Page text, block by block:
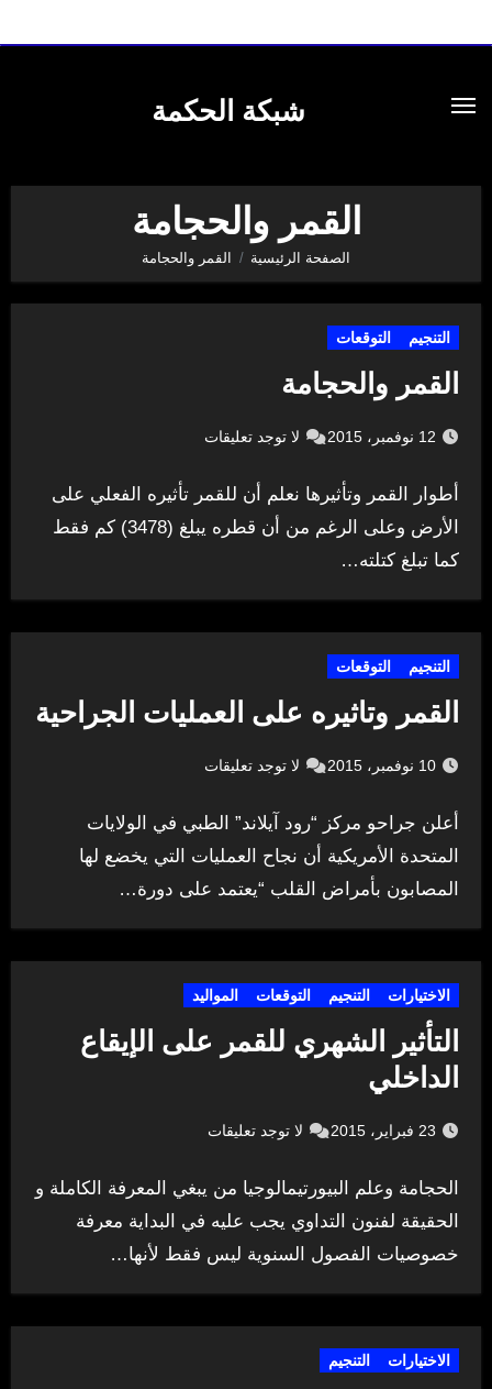
شبكة الحكمة
القمر والحجامة
الصفحة الرئيسية القمر والحجامة
التنجيم التوقعات
القمر والحجامة
12 نوفمبر، 2015 لا توجد تعليقات
أطوار القمر وتأثيرها نعلم أن للقمر تأثيره الفعلي على
الأرض وعلى الرغم من أن قطره يبلغ (3478) كم فقط
كما تبلغ كتلته…
التنجيم التوقعات
القمر وتاثيره على العمليات الجراحية
10 نوفمبر، 2015 لا توجد تعليقات
أعلن جراحو مركز “رود آيلاند” الطبي في الولايات
المتحدة الأمريكية أن نجاح العمليات التي يخضع لها
المصابون بأمراض القلب “يعتمد على دورة…
الاختيارات التنجيم التوقعات المواليد
التأثير الشهري للقمر على الإيقاع
الداخلي
23 فبراير، 2015 لا توجد تعليقات
الحجامة وعلم البيورتيمالوجيا من يبغي المعرفة الكاملة و
الحقيقة لفنون التداوي يجب عليه في البداية معرفة
خصوصيات الفصول السنوية ليس فقط لأنها…
الاختيارات التنجيم